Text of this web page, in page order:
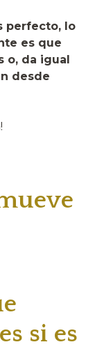
perfecto, lo
es que
o, da igual
desde
si es